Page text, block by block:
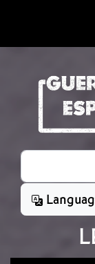
Rechercher